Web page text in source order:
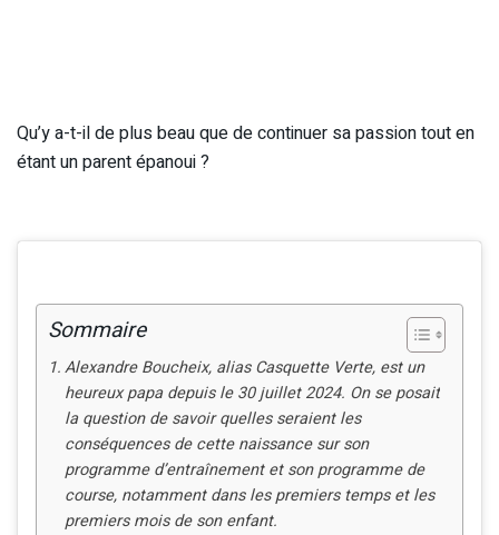
Qu’y a-t-il de plus beau que de continuer sa passion tout en
étant un parent épanoui ?
Sommaire
Alexandre Boucheix, alias Casquette Verte, est un
heureux papa depuis le 30 juillet 2024. On se posait
la question de savoir quelles seraient les
conséquences de cette naissance sur son
programme d’entraînement et son programme de
course, notamment dans les premiers temps et les
premiers mois de son enfant.